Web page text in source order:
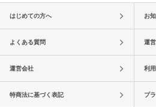
はじめての方へ お
よくある質問 運
運営会社 利
特商法に基づく表記 プ